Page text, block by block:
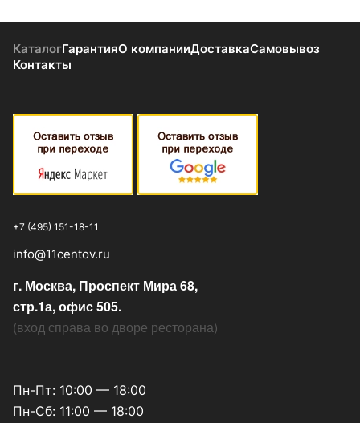
КаталогГарантияО компанииДоставкаСамовывоз
Контакты
+7 (495) 151-18-11
info@11centov.ru
г. Москва, Проспект Мира 68,
стр.1а, офис 505.
(вход справа во дворе ресторана)
Пн-Пт: 10:00 — 18:00
Пн-Сб: 11:00 — 18:00